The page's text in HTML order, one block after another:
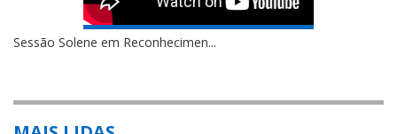
Sessão Solene em Reconhecimen...